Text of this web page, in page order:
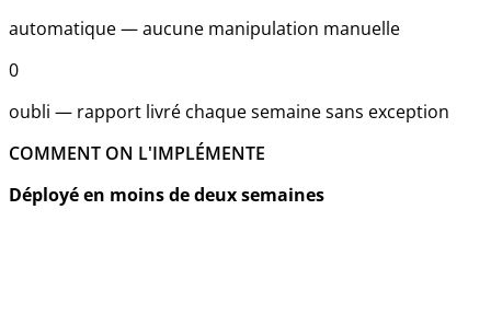
automatique — aucune manipulation manuelle
0
oubli — rapport livré chaque semaine sans exception
COMMENT ON L'IMPLÉMENTE
Déployé en moins de deux semaines